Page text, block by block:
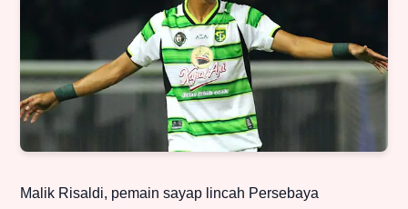
Malik Risaldi, pemain sayap lincah Persebaya